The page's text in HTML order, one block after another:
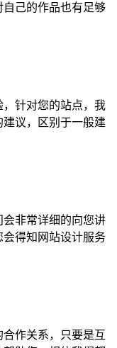
己的作品也有足够
针对您的站点，我
议，区别于一般建
非常详细的向您讲
得知网站设计服务
作关系，只要是互